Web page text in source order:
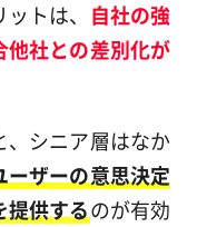
トは、 自社の強
他社との差別化が
シニア層はなか
ーザーの意思決定
提供するのが有効